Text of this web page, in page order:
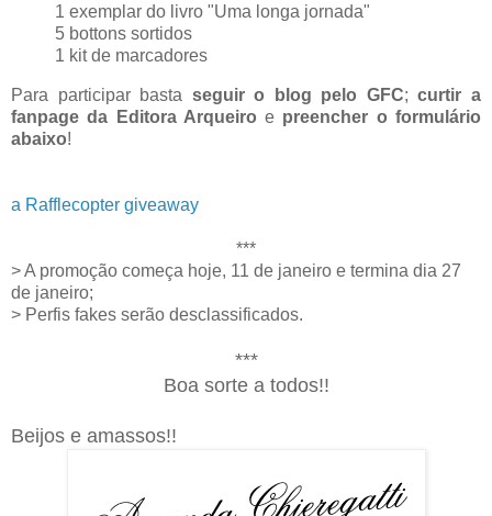
1 exemplar do livro "Uma longa jornada"
5 bottons sortidos
1 kit de marcadores
Para participar basta seguir o blog pelo GFC;curtir a
fanpage da Editora Arqueiroe preencher o formulário
abaixo!
a Rafflecopter giveaway
***
> A promoção começa hoje, 11 de janeiro e termina dia 27
de janeiro;
> Perfis fakes serão desclassificados.
***
Boa sorte a todos!!
Beijos e amassos!!